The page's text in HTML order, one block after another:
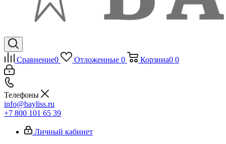
Сравнение0 Отложенные 0 Корзина0 0
Телефоны
info@bayliss.ru
+7 800 101 65 39
Личный кабинет